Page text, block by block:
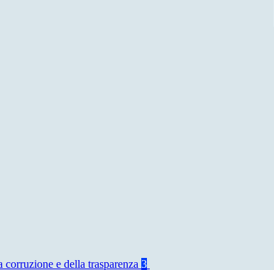
e della trasparenza 3